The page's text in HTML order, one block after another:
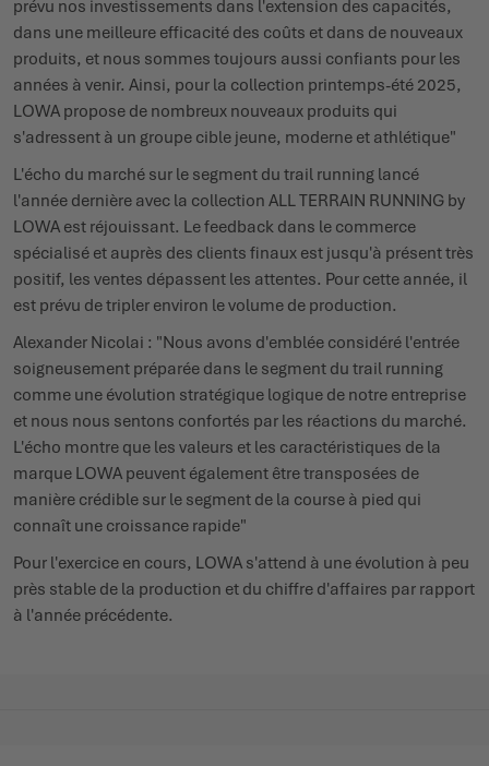
prévu nos investissements dans l'extension des capacités,
dans une meilleure efficacité des coûts et dans de nouveaux
produits, et nous sommes toujours aussi confiants pour les
années à venir. Ainsi, pour la collection printemps-été 2025,
LOWA propose de nombreux nouveaux produits qui
s'adressent à un groupe cible jeune, moderne et athlétique"
L'écho du marché sur le segment du trail running lancé
l'année dernière avec la collection ALL TERRAIN RUNNING by
LOWA est réjouissant. Le feedback dans le commerce
spécialisé et auprès des clients finaux est jusqu'à présent très
positif, les ventes dépassent les attentes. Pour cette année, il
est prévu de tripler environ le volume de production.
Alexander Nicolai : "Nous avons d'emblée considéré l'entrée
soigneusement préparée dans le segment du trail running
comme une évolution stratégique logique de notre entreprise
et nous nous sentons confortés par les réactions du marché.
L'écho montre que les valeurs et les caractéristiques de la
marque LOWA peuvent également être transposées de
manière crédible sur le segment de la course à pied qui
connaît une croissance rapide"
Pour l'exercice en cours, LOWA s'attend à une évolution à peu
près stable de la production et du chiffre d'affaires par rapport
à l'année précédente.